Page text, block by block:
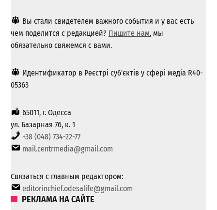
Вы стали свидетелем важного события и у вас есть
чем поделится с редакцией? Пишите нам, мы
обязательно свяжемся с вами.
Идентификатор в Реєстрі суб'єктів у сфері медіа R40-
05363
65011, г. Одесса
ул. Базарная 76, к. 1
+38 (048) 734-22-77
mail.centrmedia@gmail.com
Связаться с главным редактором:
editorinchief.odesalife@gmail.com
РЕКЛАМА НА САЙТЕ